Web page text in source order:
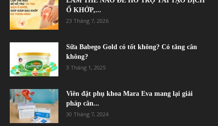
Ổ KHỚP,...
23 Tháng 7, 2026
Sữa Babego Gold có tốt không? Có tăng cân
không?
3 Tháng 1, 2025
Viên đặt phụ khoa Mara Eva mang lại giải
pháp cân...
30 Tháng 7, 2024